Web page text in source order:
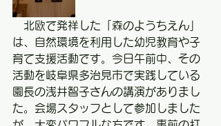
北欧で発祥した「森のようちえん」
は、自然環境を利用した幼児教育や子
育て支援活動です。今日午前中、その
活動を岐阜県多治見市で実践している
園長の浅井智子さんの講演がありまし
た。会場スタッフとして参加しました